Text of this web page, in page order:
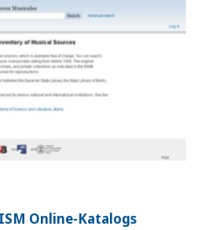
Online-Katalogs